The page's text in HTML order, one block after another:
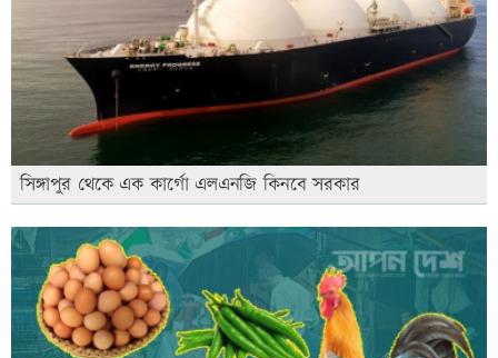
সিঙ্গাপুর থেকে এক কার্গো এলএনজি কিনবে সরকার